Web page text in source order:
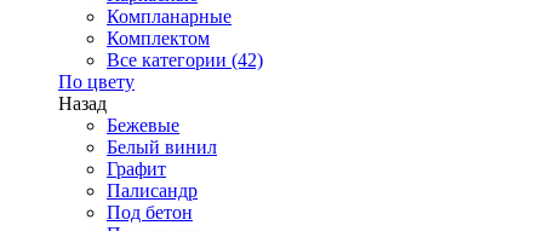
Компланарные
Комплектом
Все категории (42)
По цвету
Назад
Бежевые
Белый винил
Графит
Палисандр
Под бетон